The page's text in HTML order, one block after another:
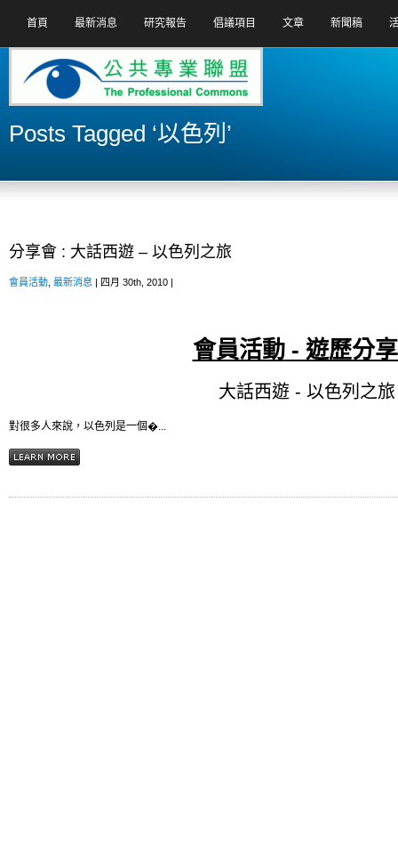
首頁 最新消息 研究報告 倡議項目 文章 新聞稿
Posts Tagged ‘以色列’
分享會 : 大話西遊 – 以色列之旅
會員活動 最新消息 | 四月 30th, 2010 |
會員活動- 遊歷分
大話西遊 - 以色列之旅
對很多人來說，以色列是一個�...